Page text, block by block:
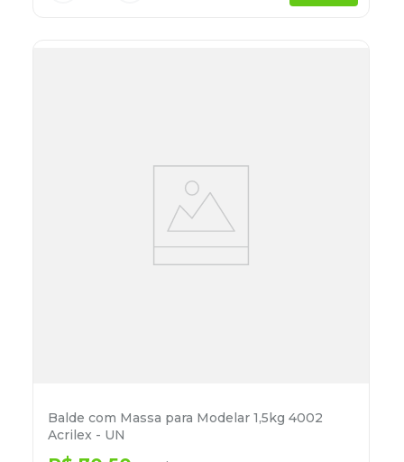
Balde com Massa para Modelar 1,5kg 4002
Acrilex - UN